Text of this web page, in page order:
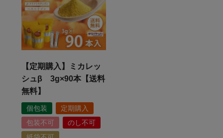
【定期購入】ミカレッ
シュβ 3g×90本【送料
無料】
個包装
定期購入
包装不可
のし不可